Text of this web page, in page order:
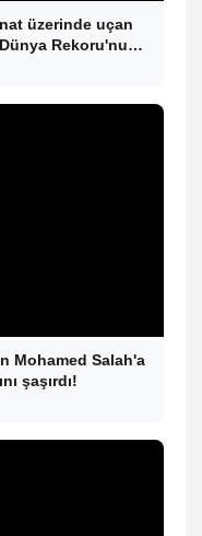
üzerinde uçan
Rekoru'nu
Mohamed Salah'a
şaşırdı!